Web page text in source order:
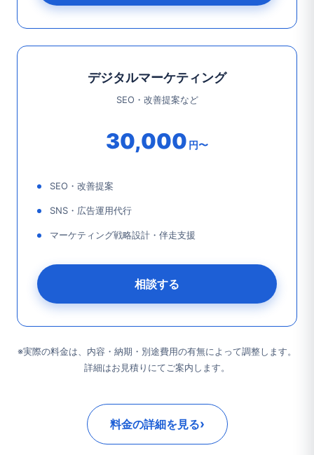
デジタルマーケティング
SEO・改善提案など
30,000 円〜
SEO・改善提案
SNS・広告運用代行
マーケティング戦略設計・伴走支援
相談する
※実際の料金は、内容・納期・別途費用の有無によって調整します。
詳細はお見積りにてご案内します。
料金の詳細を見る›